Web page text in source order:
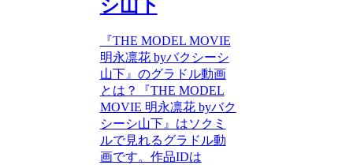
シ山下
『THE MODEL MOVIE
明永凛花 byバクシーシ
山下』のグラドル動画
とは？『THE MODEL
MOVIE 明永凛花 byバク
シーシ山下』はソクミ
ルで見れるグラドル動
画です。作品IDは